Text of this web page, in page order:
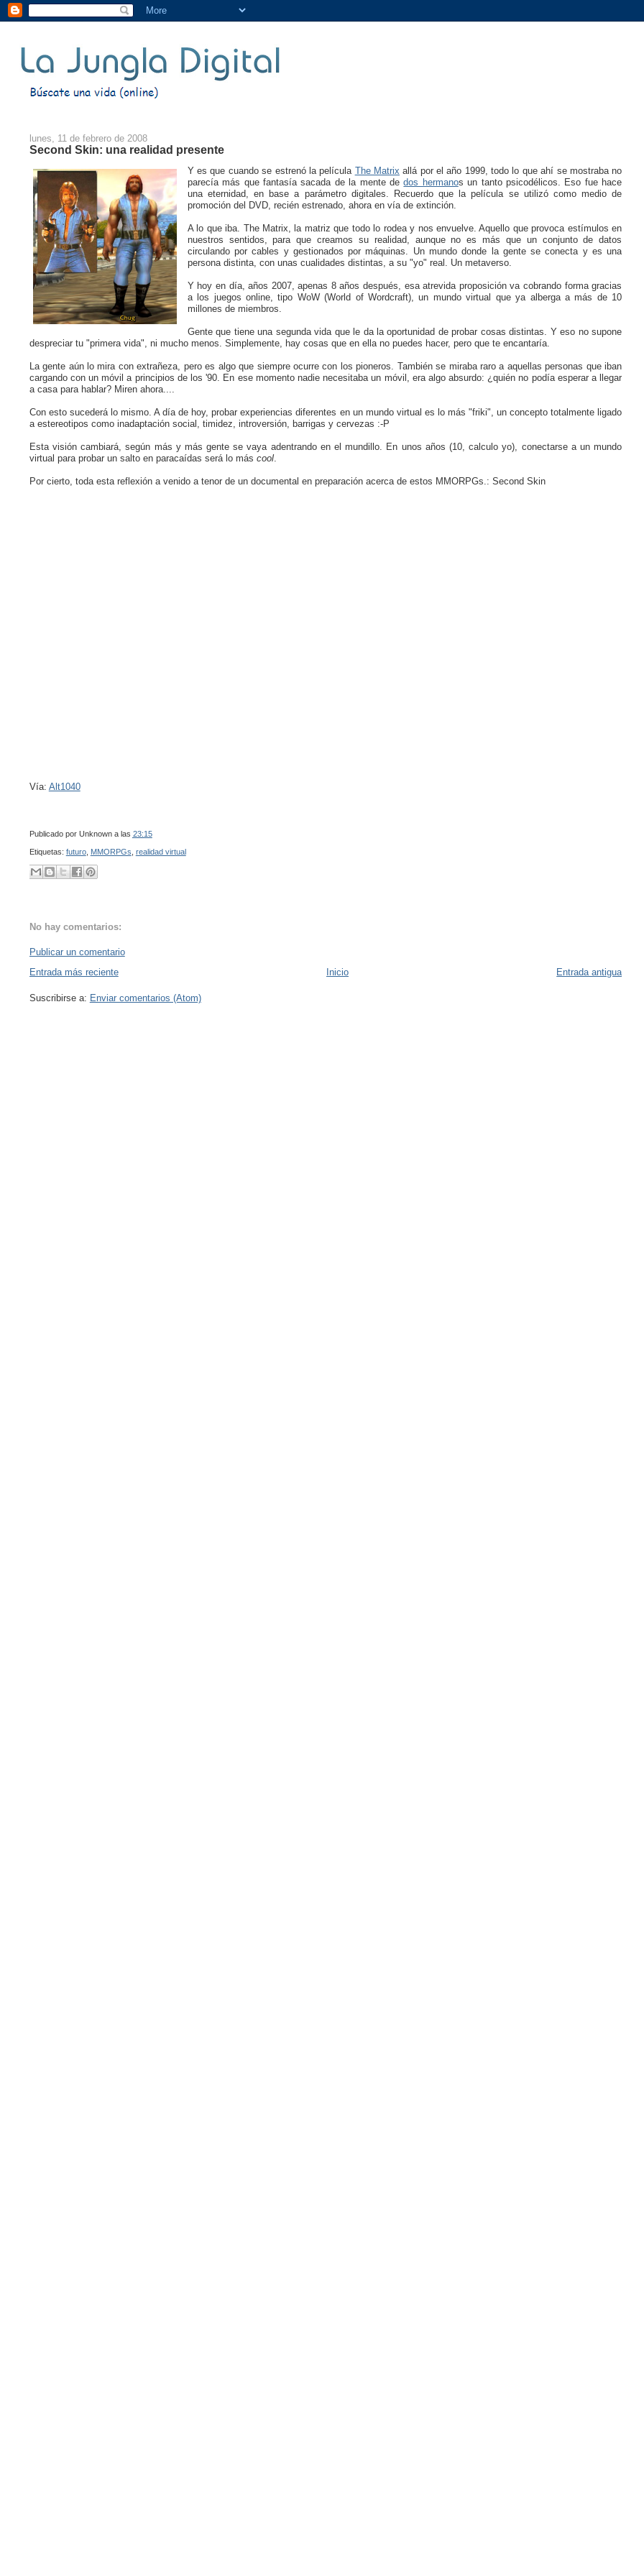
lunes, 11 de febrero de 2008
Second Skin: una realidad presente
Y es que cuando se estrenó la película The Matrix allá por el año 1999, todo lo que ahí se mostraba no
parecía más que fantasía sacada de la mente dedos hermanos un tanto psicodélicos. Eso fue hace
una eternidad, en base a parámetro digitales. Recuerdo que la película se utilizó como medio de
promoción del DVD, recién estrenado, ahora en vía de extinción.
A lo que iba. The Matrix, la matriz que todo lo rodea y nos envuelve. Aquello que provoca estímulos en
nuestros sentidos, para que creamos su realidad, aunque no es más que un conjunto de datos
circulando por cables y gestionados por máquinas. Un mundo donde la gente se conecta y es una
persona distinta, con unas cualidades distintas, a su "yo" real. Un metaverso.
Y hoy en día, años 2007, apenas 8 años después, esa atrevida proposición va cobrando forma gracias
a los juegos online, tipo WoW (World of Wordcraft), un mundo virtual que ya alberga a más de 10
millones de miembros.
Gente que tiene una segunda vida que le da la oportunidad de probar cosas distintas. Y eso no supone
despreciar tu "primera vida", ni mucho menos. Simplemente, hay cosas que en ella no puedes hacer, pero que te encantaría.
La gente aún lo mira con extrañeza, pero es algo que siempre ocurre con los pioneros. También se miraba raro a aquellas personas que iban
cargando con un móvil a principios de los '90. En ese momento nadie necesitaba un móvil, era algo absurdo: ¿quién no podía esperar a llegar
a casa para hablar? Miren ahora....
Con esto sucederá lo mismo. A día de hoy, probar experiencias diferentes en un mundo virtual es lo más "friki", un concepto totalmente ligado
a estereotipos como inadaptación social, timidez, introversión, barrigas y cervezas :-P
Esta visión cambiará, según más y más gente se vaya adentrando en el mundillo. En unos años (10, calculo yo), conectarse a un mundo
virtual para probar un salto en paracaídas será lo más cool.
Por cierto, toda esta reflexión a venido a tenor de un documental en preparación acerca de estos MMORPGs.: Second Skin
Vía: Alt1040
Publicado por Unknown a las 23:15
Etiquetas: futuro, MMORPGs realidad virtual
No hay comentarios:
Publicar un comentario
Entrada más reciente
Entrada antigua
Inicio
Suscribirse a: Enviar comentarios (Atom)